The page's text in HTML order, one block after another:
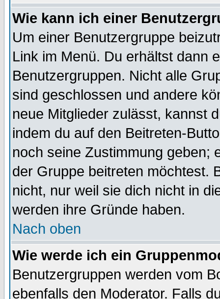
Wie kann ich einer
Um einer Benutzergruppe
Link im Menü. Du erhältst dann
Benutzergruppen. Nicht alle
sind geschlossen und andere
neue Mitglieder zulässt, kannst
indem du auf den Beitreten-
noch seine Zustimmung geben;
der Gruppe beitreten möchtest.
nicht, nur weil sie dich nicht in
werden ihre Gründe haben.
Nach oben
Wie werde ich ein
Benutzergruppen werden vom
ebenfalls den Moderator. Falls